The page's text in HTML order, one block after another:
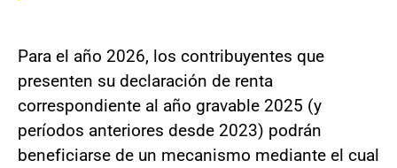
Para el año 2026, los contribuyentes que
presenten su declaración de renta
correspondiente al año gravable 2025 (y
períodos anteriores desde 2023) podrán
beneficiarse de un mecanismo mediante el cual